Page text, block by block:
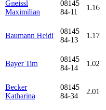
Gneissl
Maximilian
08145
84-11
1.16
Baumann Heidi
08145
84-13
1.17
Bayer Tim
08145
84-14
1.02
Becker
Katharina
08145
84-34
2.01